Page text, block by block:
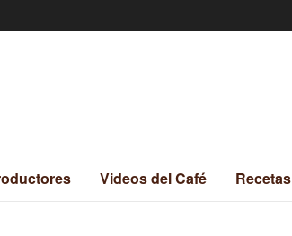
Videos del Café Recetas